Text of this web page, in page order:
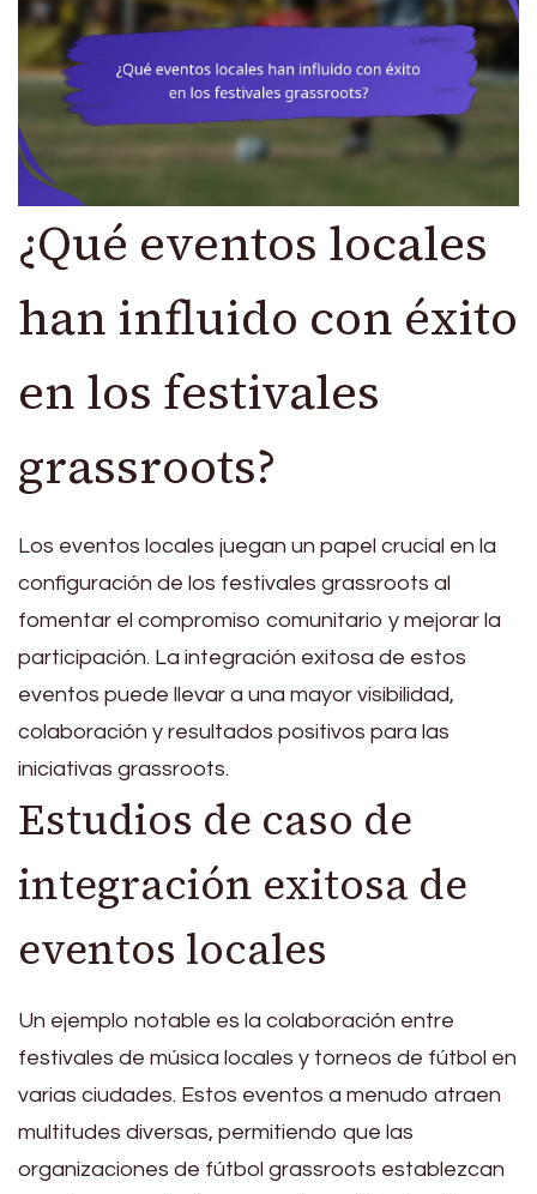
¿Qué eventos locales
han influido con éxito
en los festivales
grassroots?
Los eventos locales juegan un papel crucial en la
configuración de los festivales grassroots al
fomentar el compromiso comunitario y mejorar la
participación. La integración exitosa de estos
eventos puede llevar a una mayor visibilidad,
colaboración y resultados positivos para las
iniciativas grassroots.
Estudios de caso de
integración exitosa de
eventos locales
Un ejemplo notable es la colaboración entre
festivales de música locales y torneos de fútbol en
varias ciudades. Estos eventos a menudo atraen
multitudes diversas, permitiendo que las
organizaciones de fútbol grassroots establezcan